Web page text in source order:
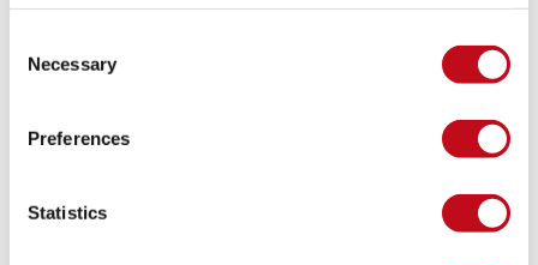
Selection
Necessary
Preferences
Statistics
Gestiona los requisitos de licencia, establece controles
desplegar la herramienta.
requisitos de verificación según las necesidades de tu
organización, integra la herramienta en tu entorno de
Prioriza tus aplicaciones en función de su valor y sus